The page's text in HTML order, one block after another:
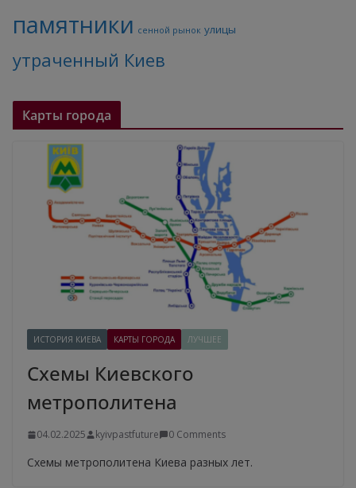
памятники сенной рынок улицы
утраченный Киев
Карты города
ИСТОРИЯ КИЕВА КАРТЫ ГОРОДА ЛУЧШЕЕ
Схемы Киевского
метрополитена
04.02.2025 kyivpastfuture 0 Comments
Схемы метрополитена Киева разных лет.